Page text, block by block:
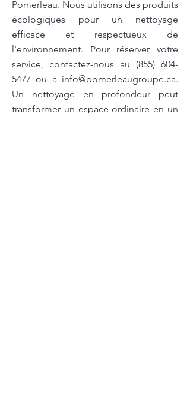
Pomerleau. Nous utilisons des produits
écologiques pour un nettoyage
efficace et respectueux de
l'environnement. Pour réserver votre
service, contactez-nous au (855) 604-
5477 ou à info@pomerleaugroupe.ca.
Un nettoyage en profondeur peut
transformer un espace ordinaire en un